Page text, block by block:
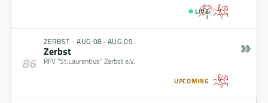
LIVE
86
ZERBST · AUG 08–AUG 09
Zerbst
RFV "St.Laurentius" Zerbst e.V.
UPCOMING
»